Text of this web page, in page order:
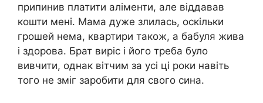
припинив платити аліменти, але віддавав
кошти мені. Мама дуже злилась, оскільки
грошей нема, квартири також, а бабуля жива
і здорова. Брат виріс і його треба було
вивчити, однак вітчим за усі ці роки навіть
того не зміг заробити для свого сина.